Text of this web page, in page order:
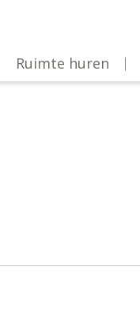
Ruimte huren